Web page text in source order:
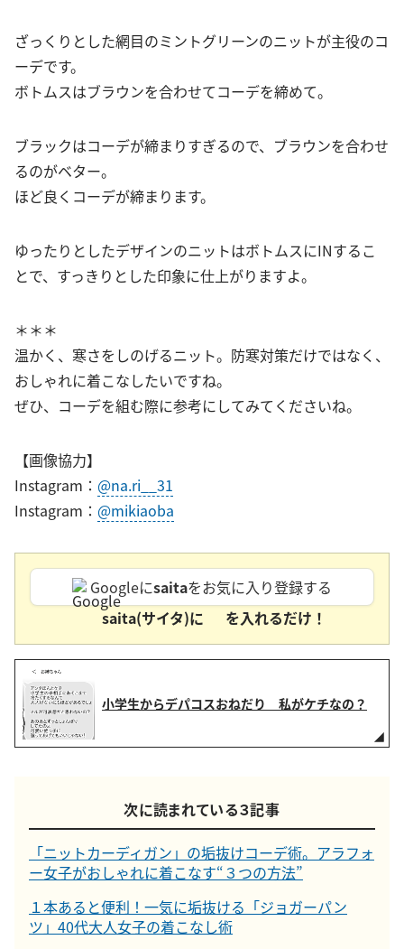
ざっくりとした網目のミントグリーンのニットが主役のコ
ーデです。
ボトムスはブラウンを合わせてコーデを締めて。
ブラックはコーデが締まりすぎるので、ブラウンを合わせ
るのがベター。
ほど良くコーデが締まります。
ゆったりとしたデザインのニットはボトムスにINするこ
とで、すっきりとした印象に仕上がりますよ。
＊＊＊
温かく、寒さをしのげるニット。防寒対策だけではなく、
おしゃれに着こなしたいですね。
ぜひ、コーデを組む際に参考にしてみてくださいね。
【画像協力】
Instagram： @na.ri__31
Instagram： @mikiaoba
Googleにsaitaをお気に入り登録する
saita(サイタ)に
を入れるだけ！
小学生からデパコスおねだり 私がケチなの？
次に読まれている３記事
「ニットカーディガン」の垢抜けコーデ術。アラフォ
ー女子がおしゃれに着こなす“３つの方法”
１本あると便利！一気に垢抜ける「ジョガーパン
ツ」40代大人女子の着こなし術